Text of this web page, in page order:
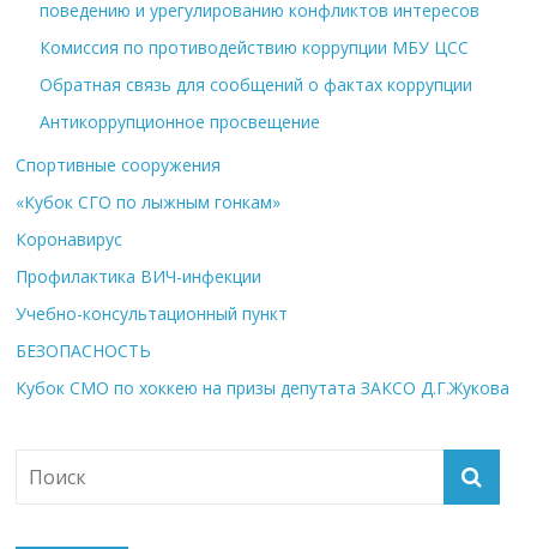
поведению и урегулированию конфликтов интересов
Комиссия по противодействию коррупции МБУ ЦСС
Обратная связь для сообщений о фактах коррупции
Антикоррупционное просвещение
Спортивные сооружения
«Кубок СГО по лыжным гонкам»
Коронавирус
Профилактика ВИЧ-инфекции
Учебно-консультационный пункт
БЕЗОПАСНОСТЬ
Кубок СМО по хоккею на призы депутата ЗАКСО Д.Г.Жукова